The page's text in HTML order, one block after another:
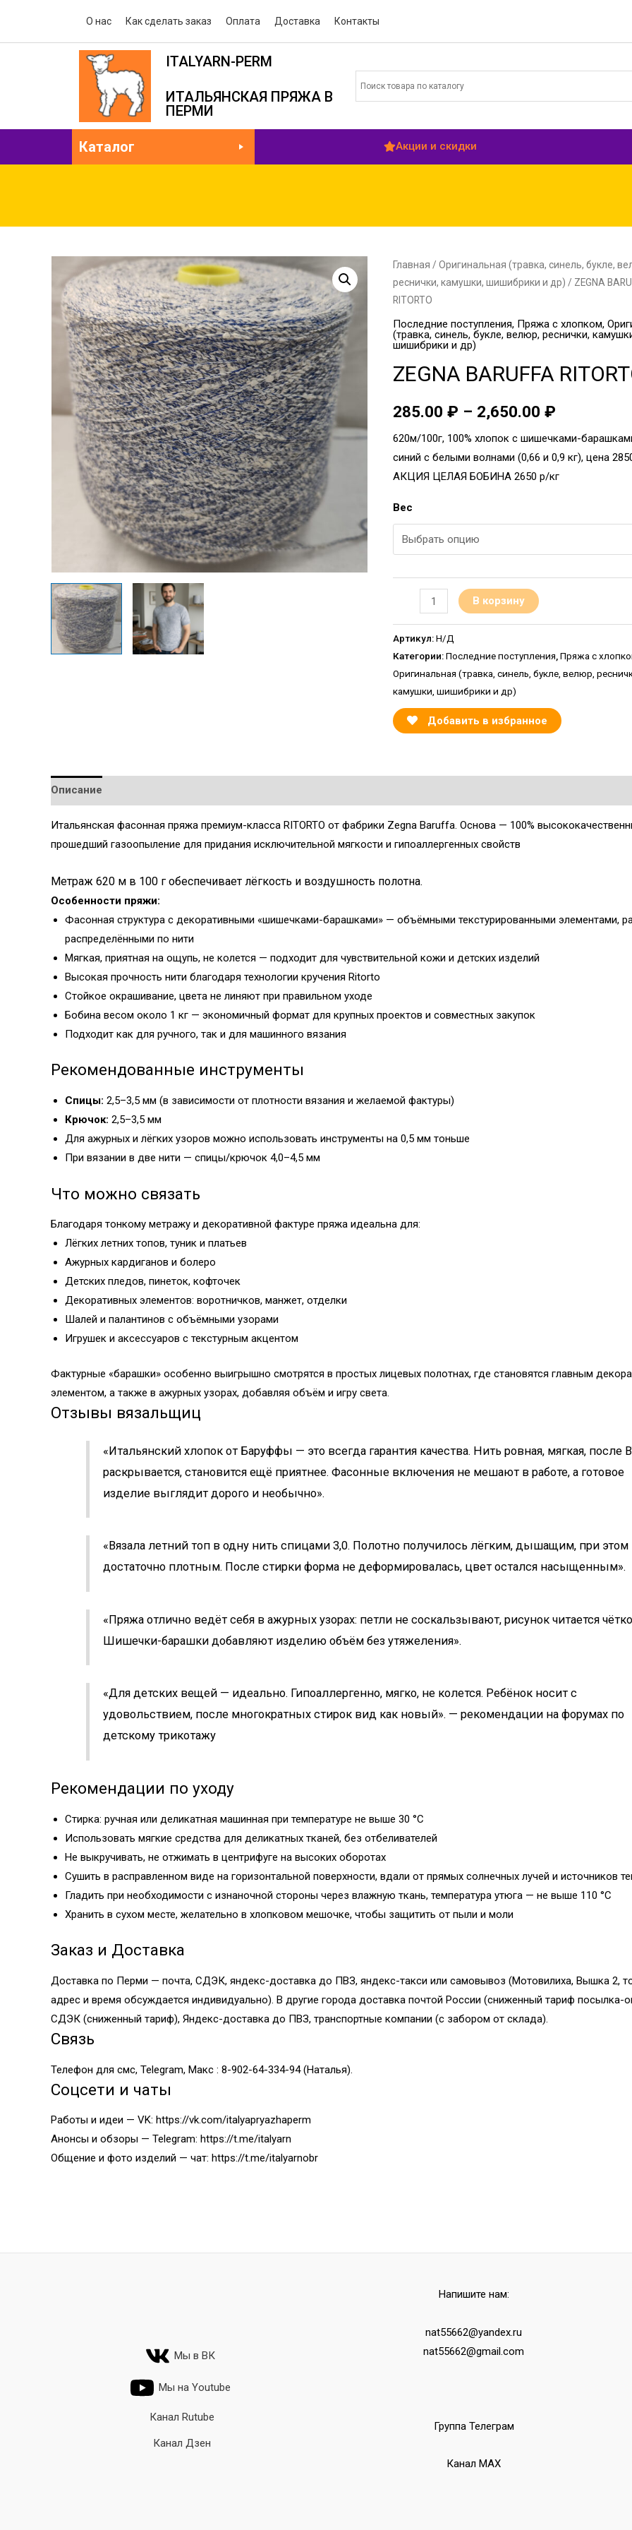
О нас Как сделать заказ Оплата Доставка Контакты
ITALYARN-PERM
ИТАЛЬЯНСКАЯ ПРЯЖА В
ПЕРМИ
Каталог Акции и скидки
Главная /Оригинальная (травка, синель, букле,
реснички, камушки, шишибрики и др) / ZEGNA
RITORTO
Последние поступления, Пряжа с хлопком,
(травка, синель, букле, велюр, реснички,
шишибрики и др)
ZEGNA BARUFFA
285.00₽ – 2,650.00₽
620м/100г, 100% хлопок с шишечками-
синий с белыми волнами (0,66 и 0,9 кг), цена
АКЦИЯ ЦЕЛАЯ БОБИНА 2650 р/кг
Вес
В корзину
Артикул:Н/Д
Категории:Последние поступления ,Пряжа с
Оригинальная (травка, синель, букле, велюр,
камушки, шишибрики и др)
Добавить в избранное
Описание
Итальянская фасонная пряжа премиум-класса RITORTO от фабрики Zegna Baruffa. Основа — 100%
прошедший газоопыление для придания исключительной мягкости и гипоаллергенных свойств
Метраж 620 м в 100 г обеспечивает лёгкость и воздушность полотна.
Особенности пряжи:
Фасонная структура с декоративными «шишечками-барашками» — объёмными текстурированными элементами,
распределёнными по нити
Мягкая, приятная на ощупь, не колется — подходит для чувствительной кожи и детских изделий
Высокая прочность нити благодаря технологии кручения Ritorto
Стойкое окрашивание, цвета не линяют при правильном уходе
Бобина весом около 1 кг — экономичный формат для крупных проектов и совместных закупок
Подходит как для ручного, так и для машинного вязания
Рекомендованные инструменты
Спицы: 2,5–3,5 мм (в зависимости от плотности вязания и желаемой фактуры)
Крючок: 2,5–3,5 мм
Для ажурных и лёгких узоров можно использовать инструменты на 0,5 мм тоньше
При вязании в две нити — спицы/крючок 4,0–4,5 мм
Что можно связать
Благодаря тонкому метражу и декоративной фактуре пряжа идеальна для:
Лёгких летних топов, туник и платьев
Ажурных кардиганов и болеро
Детских пледов, пинеток, кофточек
Декоративных элементов: воротничков, манжет, отделки
Шалей и палантинов с объёмными узорами
Игрушек и аксессуаров с текстурным акцентом
Фактурные «барашки» особенно выигрышно смотрятся в простых лицевых полотнах, где становятся главным
элементом, а также в ажурных узорах, добавляя объём и игру света.
Отзывы вязальщиц
«Итальянский хлопок от Баруффы — это всегда гарантия качества. Нить ровная, мягкая, после
раскрывается, становится ещё приятнее. Фасонные включения не мешают в работе, а готовое
изделие выглядит дорого и необычно».
«Вязала летний топ в одну нить спицами 3,0. Полотно получилось лёгким, дышащим, при этом
достаточно плотным. После стирки форма не деформировалась, цвет остался насыщенным».
«Пряжа отлично ведёт себя в ажурных узорах: петли не соскальзывают, рисунок читается
Шишечки-барашки добавляют изделию объём без утяжеления».
«Для детских вещей — идеально. Гипоаллергенно, мягко, не колется. Ребёнок носит с
удовольствием, после многократных стирок вид как новый». — рекомендации на форумах по
детскому трикотажу
Рекомендации по уходу
Стирка: ручная или деликатная машинная при температуре не выше 30 °C
Использовать мягкие средства для деликатных тканей, без отбеливателей
Не выкручивать, не отжимать в центрифуге на высоких оборотах
Сушить в расправленном виде на горизонтальной поверхности, вдали от прямых солнечных лучей и источников
Гладить при необходимости с изнаночной стороны через влажную ткань, температура утюга — не выше 110 °C
Хранить в сухом месте, желательно в хлопковом мешочке, чтобы защитить от пыли и моли
Заказ и Доставка
Доставка по Перми — почта, СДЭК, яндекс-доставка до ПВЗ, яндекс-такси или самовывоз (Мотовилиха, Вышка 2,
адрес и время обсуждается индивидуально). В другие города доставка почтой России (сниженный тариф посылка-
СДЭК (сниженный тариф), Яндекс-доставка до ПВЗ, транспортные компании (с забором от склада).
Связь
Телефон для смс, Telegram, Макс : 8-902-64-334-94 (Наталья).
Соцсети и чаты
Работы и идеи — VK: https://vk.com/italyapryazhaperm
Анонсы и обзоры — Telegram: https://t.me/italyarn
Общение и фото изделий — чат: https://t.me/italyarnobr
Мы в ВК
Мы на Youtube
Канал Rutube
Канал Дзен
Напишите нам:
nat55662@yandex.ru
nat55662@gmail.com
Группа Телеграм
Канал МАХ